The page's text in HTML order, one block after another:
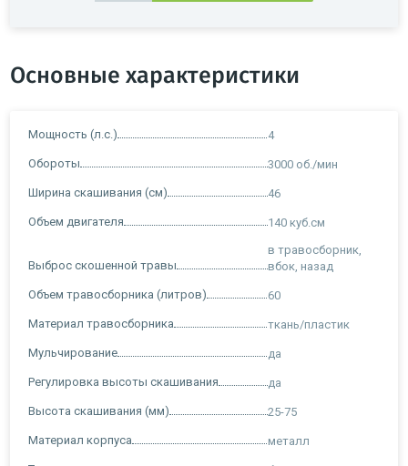
Основные характеристики
Мощность (л.с.) 4
Обороты 3000 об./мин
Ширина скашивания (см) 46
Объем двигателя 140 куб.см
Выброс скошенной травы
в травосборник,
вбок, назад
Объем травосборника (литров) 60
Материал травосборника ткань/пластик
Мульчирование да
Регулировка высоты скашивания да
Высота скашивания (мм) 25-75
Материал корпуса металл